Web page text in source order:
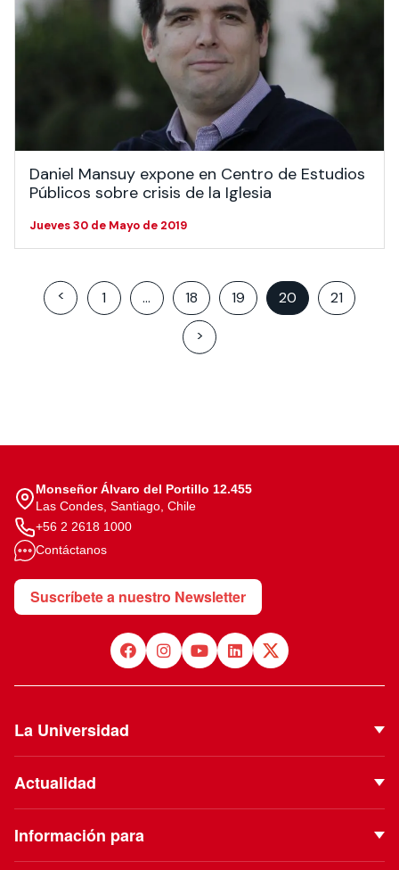
Daniel Mansuy expone en Centro de Estudios
Públicos sobre crisis de la Iglesia
Jueves 30 de Mayo de 2019
Posts
< 1 … 18 19 20
21
>
Monseñor Álvaro del Portillo 12.455
Las Condes, Santiago, Chile
+56 2 2618 1000
Contáctanos
Suscríbete a nuestro Newsletter
La Universidad
Proyecto Institucional
Vinculación con el Medio
Actualidad
Información para